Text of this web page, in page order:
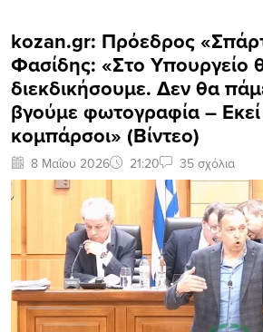
kozan.gr: Πρόεδρος
Φασίδης: «Στο Υπουργείο
διεκδικήσουμε. Δεν θα
βγούμε φωτογραφία –
κομπάρσοι» (Βίντεο)
8 Μαΐου 2026 21:20 35 σχόλια